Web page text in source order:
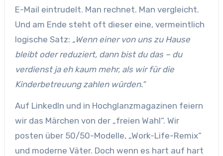
E-Mail eintrudelt. Man rechnet. Man vergleicht.
Und am Ende steht oft dieser eine, vermeintlich
logische Satz: „Wenn einer von uns zu Hause
bleibt oder reduziert, dann bist du das – du
verdienst ja eh kaum mehr, als wir für die
Kinderbetreuung zahlen würden.“
Auf LinkedIn und in Hochglanzmagazinen feiern
wir das Märchen von der „freien Wahl“. Wir
posten über 50/50-Modelle, „Work-Life-Remix“
und moderne Väter. Doch wenn es hart auf hart